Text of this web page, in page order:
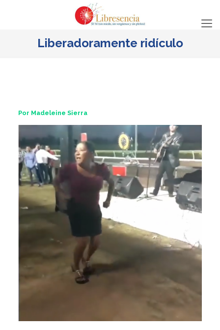
Liberadoramente ridículo
Por Madeleine Sierra